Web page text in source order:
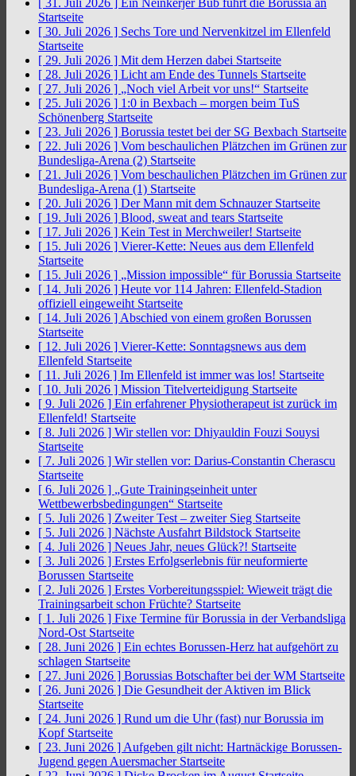
[ 31. Juli 2026 ] Ein Neinkerjer Bub führt die Borussia an
Startseite
[ 30. Juli 2026 ] Sechs Tore und Nervenkitzel im Ellenfeld
Startseite
[ 29. Juli 2026 ] Mit dem Herzen dabei Startseite
[ 28. Juli 2026 ] Licht am Ende des Tunnels Startseite
[ 27. Juli 2026 ] „Noch viel Arbeit vor uns!“ Startseite
[ 25. Juli 2026 ] 1:0 in Bexbach – morgen beim TuS
Schönenberg Startseite
[ 23. Juli 2026 ] Borussia testet bei der SG Bexbach Startseite
[ 22. Juli 2026 ] Vom beschaulichen Plätzchen im Grünen zur
Bundesliga-Arena (2) Startseite
[ 21. Juli 2026 ] Vom beschaulichen Plätzchen im Grünen zur
Bundesliga-Arena (1) Startseite
[ 20. Juli 2026 ] Der Mann mit dem Schnauzer Startseite
[ 19. Juli 2026 ] Blood, sweat and tears Startseite
[ 17. Juli 2026 ] Kein Test in Merchweiler! Startseite
[ 15. Juli 2026 ] Vierer-Kette: Neues aus dem Ellenfeld
Startseite
[ 15. Juli 2026 ] „Mission impossible“ für Borussia Startseite
[ 14. Juli 2026 ] Heute vor 114 Jahren: Ellenfeld-Stadion
offiziell eingeweiht Startseite
[ 14. Juli 2026 ] Abschied von einem großen Borussen
Startseite
[ 12. Juli 2026 ] Vierer-Kette: Sonntagsnews aus dem
Ellenfeld Startseite
[ 11. Juli 2026 ] Im Ellenfeld ist immer was los! Startseite
[ 10. Juli 2026 ] Mission Titelverteidigung Startseite
[ 9. Juli 2026 ] Ein erfahrener Physiotherapeut ist zurück im
Ellenfeld! Startseite
[ 8. Juli 2026 ] Wir stellen vor: Dhiyauldin Fouzi Souysi
Startseite
[ 7. Juli 2026 ] Wir stellen vor: Darius-Constantin Cherascu
Startseite
[ 6. Juli 2026 ] „Gute Trainingseinheit unter
Wettbewerbsbedingungen“ Startseite
[ 5. Juli 2026 ] Zweiter Test – zweiter Sieg Startseite
[ 5. Juli 2026 ] Nächste Ausfahrt Bildstock Startseite
[ 4. Juli 2026 ] Neues Jahr, neues Glück?! Startseite
[ 3. Juli 2026 ] Erstes Erfolgserlebnis für neuformierte
Borussen Startseite
[ 2. Juli 2026 ] Erstes Vorbereitungsspiel: Wieweit trägt die
Trainingsarbeit schon Früchte? Startseite
[ 1. Juli 2026 ] Fixe Termine für Borussia in der Verbandsliga
Nord-Ost Startseite
[ 28. Juni 2026 ] Ein echtes Borussen-Herz hat aufgehört zu
schlagen Startseite
[ 27. Juni 2026 ] Borussias Botschafter bei der WM Startseite
[ 26. Juni 2026 ] Die Gesundheit der Aktiven im Blick
Startseite
[ 24. Juni 2026 ] Rund um die Uhr (fast) nur Borussia im
Kopf Startseite
[ 23. Juni 2026 ] Aufgeben gilt nicht: Hartnäckige Borussen-
Jugend gegen Auersmacher Startseite